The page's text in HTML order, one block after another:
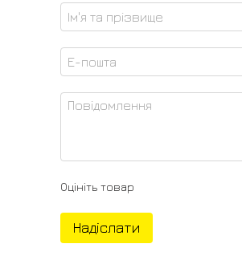
Оцініть товар
Надіслати